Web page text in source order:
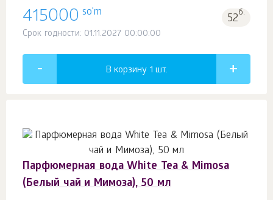
415000 so'm 52б.
Срок годности: 01.11.2027 00:00:00
В корзину 1 шт.
Парфюмерная вода White Tea & Mimosa
(Белый чай и Мимоза), 50 мл